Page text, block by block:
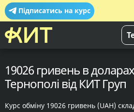
Підписатись на курс
19026 гривень в
Тернополі від КИТ Груп
Курс обміну 19026 гривень (UAH)